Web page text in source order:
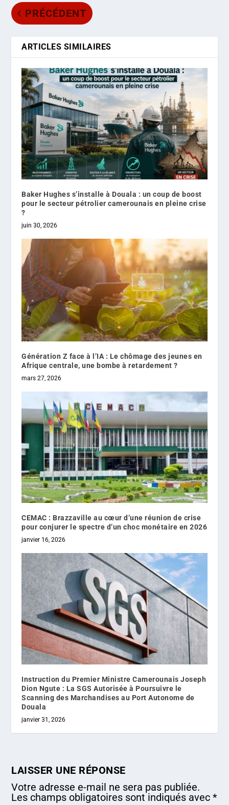
PRÉCÉDENT
ARTICLES SIMILAIRES
Baker Hughes s’installe à Douala : un coup de boost
pour le secteur pétrolier camerounais en pleine crise
?
juin 30, 2026
Génération Z face à l’IA : Le chômage des jeunes en
Afrique centrale, une bombe à retardement ?
mars 27, 2026
CEMAC : Brazzaville au cœur d’une réunion de crise
pour conjurer le spectre d’un choc monétaire en 2026
janvier 16, 2026
Instruction du Premier Ministre Camerounais Joseph
Dion Ngute : La SGS Autorisée à Poursuivre le
Scanning des Marchandises au Port Autonome de
Douala
janvier 31, 2026
LAISSER UNE RÉPONSE
Votre adresse e-mail ne sera pas publiée.
Les champs obligatoires sont indiqués avec*